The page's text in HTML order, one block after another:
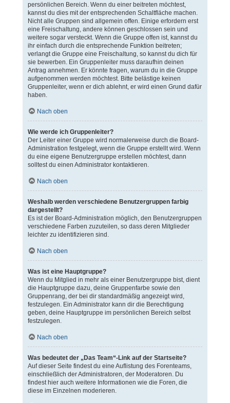
persönlichen Bereich. Wenn du einer beitreten möchtest,
kannst du dies mit der entsprechenden Schaltfläche machen.
Nicht alle Gruppen sind allgemein offen. Einige erfordern erst
eine Freischaltung, andere können geschlossen sein und
weitere sogar versteckt. Wenn die Gruppe offen ist, kannst du
ihr einfach durch die entsprechende Funktion beitreten;
verlangt die Gruppe eine Freischaltung, so kannst du dich für
sie bewerben. Ein Gruppenleiter muss daraufhin deinen
Antrag annehmen. Er könnte fragen, warum du in die Gruppe
aufgenommen werden möchtest. Bitte belästige keinen
Gruppenleiter, wenn er dich ablehnt, er wird einen Grund dafür
haben.
Nach oben
Wie werde ich Gruppenleiter?
Der Leiter einer Gruppe wird normalerweise durch die Board-
Administration festgelegt, wenn die Gruppe erstellt wird. Wenn
du eine eigene Benutzergruppe erstellen möchtest, dann
solltest du einen Administrator kontaktieren.
Nach oben
Weshalb werden verschiedene Benutzergruppen farbig
dargestellt?
Es ist der Board-Administration möglich, den Benutzergruppen
verschiedene Farben zuzuteilen, so dass deren Mitglieder
leichter zu identifizieren sind.
Nach oben
Was ist eine Hauptgruppe?
Wenn du Mitglied in mehr als einer Benutzergruppe bist, dient
die Hauptgruppe dazu, deine Gruppenfarbe sowie den
Gruppenrang, der bei dir standardmäßig angezeigt wird,
festzulegen. Ein Administrator kann dir die Berechtigung
geben, deine Hauptgruppe im persönlichen Bereich selbst
festzulegen.
Nach oben
Was bedeutet der „Das Team“-Link auf der Startseite?
Auf dieser Seite findest du eine Auflistung des Forenteams,
einschließlich der Administratoren, der Moderatoren. Du
findest hier auch weitere Informationen wie die Foren, die
diese im Einzelnen moderieren.